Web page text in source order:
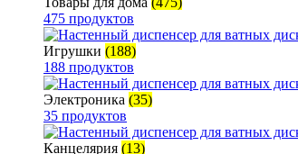
475 продуктов
Игрушки (188)
188 продуктов
Электроника (35)
35 продуктов
Канцелярия (13)